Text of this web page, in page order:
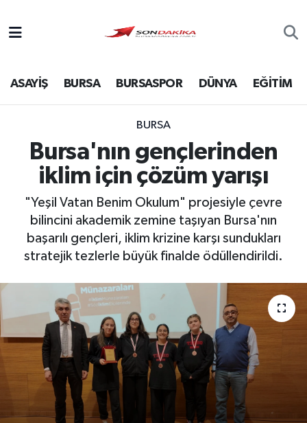
ASAYİŞ BURSA BURSASPOR DÜNYA EĞİTİM
BURSA
Bursa'nın gençlerinden
iklim için çözüm yarışı
"Yeşil Vatan Benim Okulum" projesiyle çevre
bilincini akademik zemine taşıyan Bursa'nın
başarılı gençleri, iklim krizine karşı sundukları
stratejik tezlerle büyük finalde ödüllendirildi.
Bursa
Ekonomi
Genel
Gündem
Magazin
Sağlık
Siyaset
Spor